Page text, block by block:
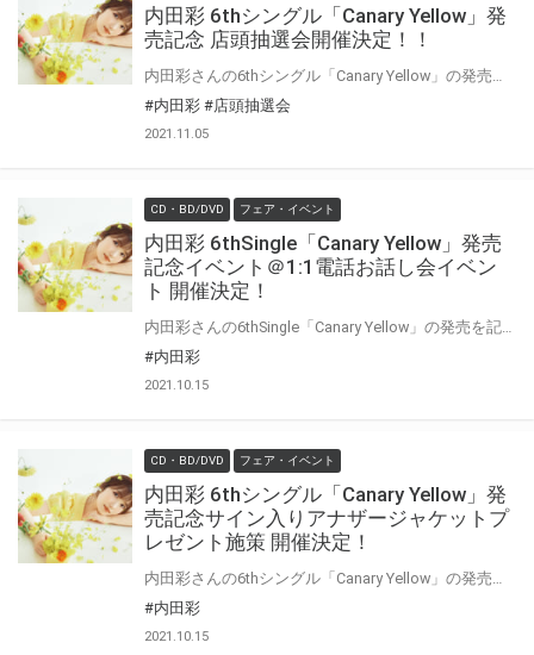
内田彩 6thシングル「Canary Yellow」発
売記念 店頭抽選会開催決定！！
#内田彩 #店頭抽選会
2021.11.05
CD・BD/DVD フェア・イベント
内田彩 6thSingle「Canary Yellow」発売
記念イベント＠1:1電話お話し会イベン
ト 開催決定！
#内田彩
2021.10.15
CD・BD/DVD フェア・イベント
内田彩 6thシングル「Canary Yellow」発
売記念サイン入りアナザージャケットプ
レゼント施策 開催決定！
#内田彩
2021.10.15